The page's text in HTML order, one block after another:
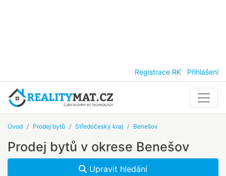
Registrace RK Přihlášení
Úvod Prodej bytů Středočeský kraj Benešov
Prodej bytů v okrese Benešov
Upravit hledání